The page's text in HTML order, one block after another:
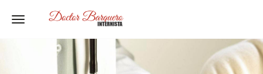
Toggle navigation